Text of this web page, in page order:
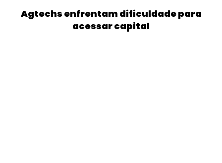
Agtechs enfrentam dificuldade para
acessar capital